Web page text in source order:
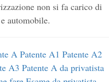
non si fa carico di
automobile.
A Patente A1 Patente A2
A3Patente A da privatista